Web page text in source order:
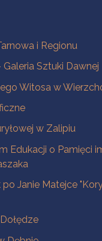
i Regionu
Sztuki Dawnej
Witosa w
w Zalipiu
Edukacji o Pamięci
Janie Matejce